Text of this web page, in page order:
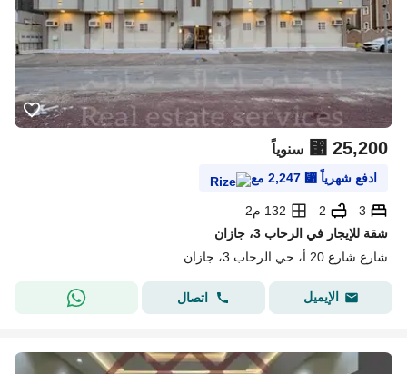
⃁ 25,200 سنوياً
ادفع شهرياً ⃁
2,247 مع
3
2
132 م2
شقة للإيجار في الرحاب 3، جازان
شارع شارع 20 أ، حي الرحاب 3، جازان
الإيميل اتصال